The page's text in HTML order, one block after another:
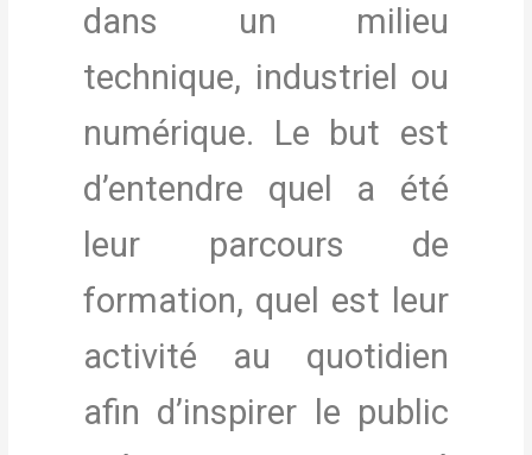
dans un milieu
technique, industriel ou
numérique. Le but est
d’entendre quel a été
leur parcours de
formation, quel est leur
activité au quotidien
afin d’inspirer le public